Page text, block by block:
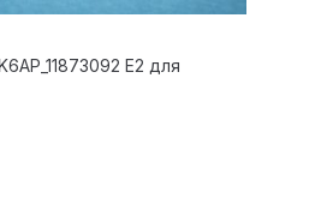
E2 для